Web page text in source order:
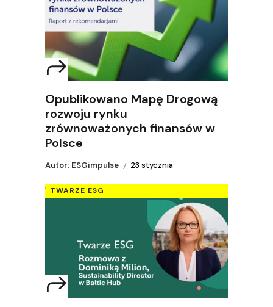
Opublikowano Mapę Drogową
rozwoju rynku
zrównoważonych finansów w
Polsce
Autor: ESGimpulse 23 stycznia
TWARZE ESG